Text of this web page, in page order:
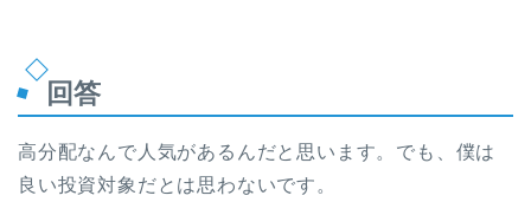
回答
高分配なんで人気があるんだと思います。でも、僕は
良い投資対象だとは思わないです。